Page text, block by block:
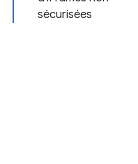
sécurisées